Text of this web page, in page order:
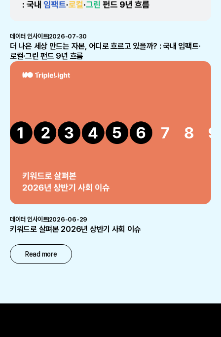
데이터 인사이트2026-07-30
더 나은 세상 만드는 자본, 어디로 흐르고 있을까? : 국내 임팩트·
로컬·그린 펀드 9년 흐름
데이터 인사이트2026-06-29
키워드로 살펴본 2026년 상반기 사회 이슈
Read more